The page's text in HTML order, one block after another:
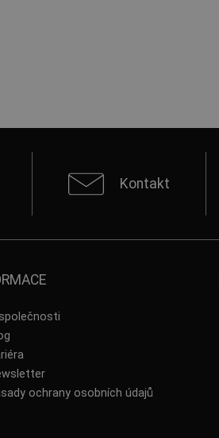
Kontakt
ochrany osobních údajů